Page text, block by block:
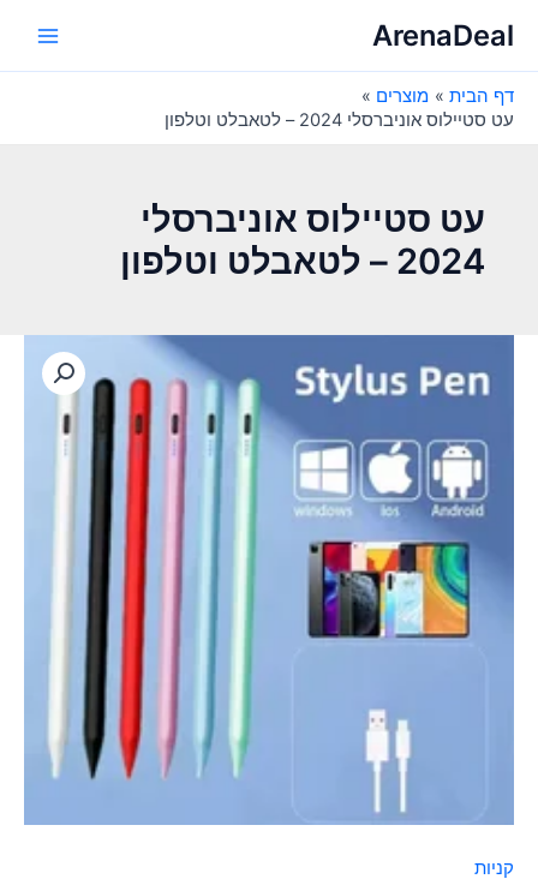
לתוכןArenaDeal
דף הבית
מוצרים
עט סטיילוס אוניברסלי 2024 – לטאבלט וטלפון
עט סטיילוס אוניברסלי
2024 – לטאבלט וטלפון
קניות